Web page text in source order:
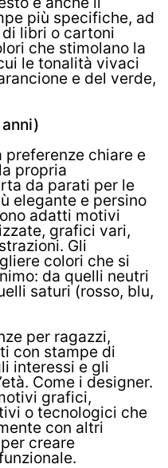
più specifiche, ad
libri o cartoni
che stimolano la
le tonalità vivaci
e del verde,
preferenze chiare e
propria
da parati per le
elegante e persino
adatti motivi
grafici vari,
Gli
colori che si
da quelli neutri
saturi (rosso, blu,
per ragazzi,
con stampe di
interessi e gli
Come i designer.
grafici,
o tecnologici che
con altri
creare